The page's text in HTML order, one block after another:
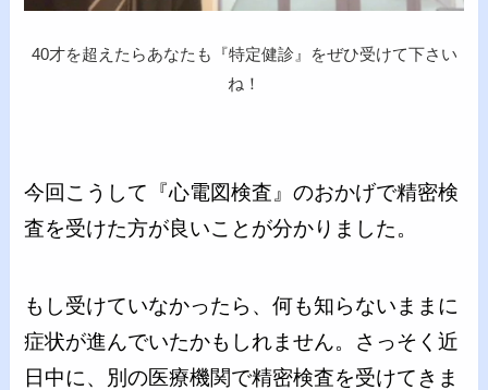
40才を超えたらあなたも『特定健診』をぜひ受けて下さい
ね！
今回こうして『心電図検査』のおかげで精密検
査を受けた方が良いことが分かりました。
もし受けていなかったら、何も知らないままに
症状が進んでいたかもしれません。さっそく近
日中に、別の医療機関で精密検査を受けてきま